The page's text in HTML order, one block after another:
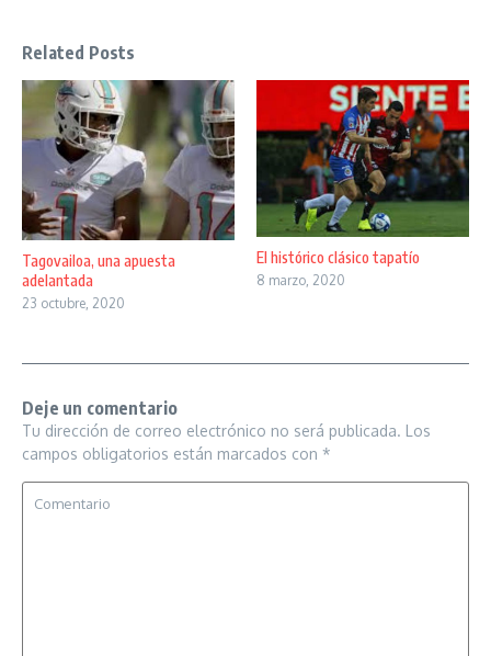
Related Posts
Tagovailoa, una apuesta
adelantada
23 octubre, 2020
El histórico clásico tapatío
8 marzo, 2020
Deje un comentario
Tu dirección de correo electrónico no será publicada. Los
campos obligatorios están marcados con *